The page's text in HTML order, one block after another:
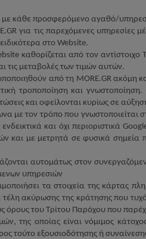
με κάθε προσφερόμενο αγαθό/
.GR για τις παρεχόμενες υπηρεσίες
στο Website.
καθορίζεται από τον
τις μεταβολές των τιμών αυτών.
από τη MORE.GRακόμη
τροποποίηση και
και οφείλονται κυρίως σε
με τον τρόπο που γνωστοποιείται
και όχι περιοριστικά
και με μετρητά σε φυσικά
αυτομάτως στον
υπηρεσιών
τα στοιχεία της κάρτας
ακύρωσης της κράτησης που
του Τρίτου Παρόχου που
της οποίας είναι νόμιμος
τούτο εξουσιοδότησης ή